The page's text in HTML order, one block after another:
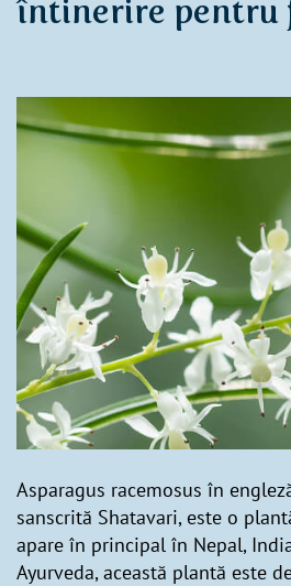
întinerire pentru
Asparagus racemosus în
sanscrită Shatavari, este o
apare în principal în Nepal,
Ayurveda, această plantă este